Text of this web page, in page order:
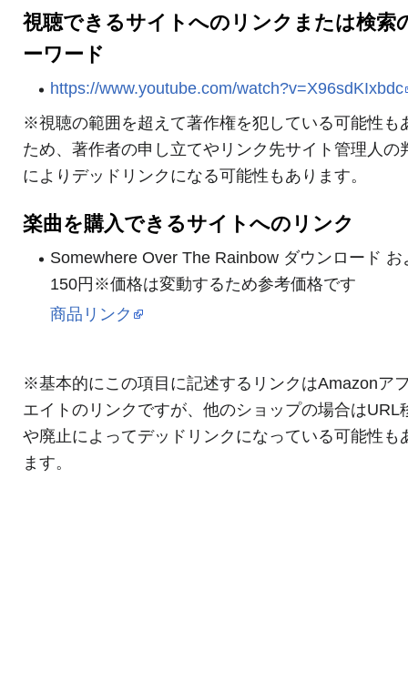
視聴できるサイトへのリンクまたは検索
ーワード
https://www.youtube.com/watch?v=X96sdKIxbdc
※視聴の範囲を超えて著作権を犯している可能性も
ため、著作者の申し立てやリンク先サイト管理人の
によりデッドリンクになる可能性もあります。
楽曲を購入できるサイトへのリンク
Somewhere Over The Rainbow ダウンロード お
150円※価格は変動するため参考価格です
商品リンク
※基本的にこの項目に記述するリンクはAmazonア
エイトのリンクですが、他のショップの場合はURL
や廃止によってデッドリンクになっている可能性も
ます。